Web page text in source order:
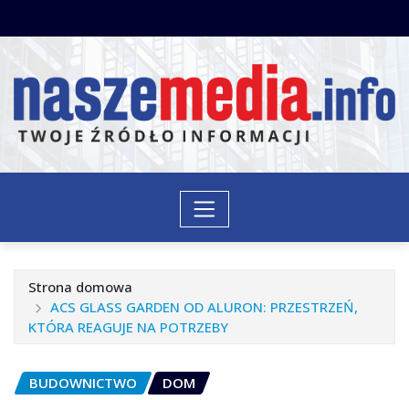
do
Strona domowa
ACS GLASS GARDEN OD ALURON: PRZESTRZEŃ,
KTÓRA REAGUJE NA POTRZEBY
BUDOWNICTWO DOM